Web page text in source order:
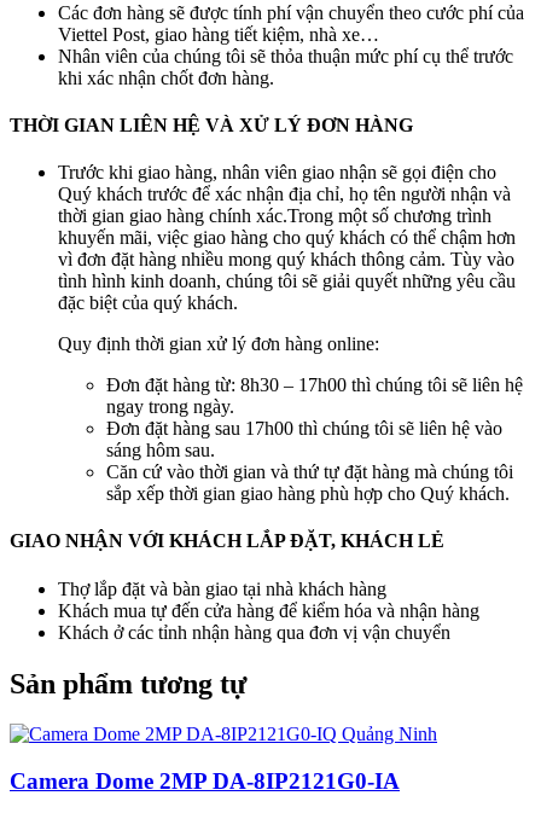
Các đơn hàng sẽ được tính phí vận chuyển theo cước phí của
Viettel Post, giao hàng tiết kiệm, nhà xe…
Nhân viên của chúng tôi sẽ thỏa thuận mức phí cụ thể trước
khi xác nhận chốt đơn hàng.
THỜI GIAN LIÊN HỆ VÀ XỬ LÝ ĐƠN HÀNG
Trước khi giao hàng, nhân viên giao nhận sẽ gọi điện cho
Quý khách trước để xác nhận địa chỉ, họ tên người nhận và
thời gian giao hàng chính xác.Trong một số chương trình
khuyến mãi, việc giao hàng cho quý khách có thể chậm hơn
vì đơn đặt hàng nhiều mong quý khách thông cảm. Tùy vào
tình hình kinh doanh, chúng tôi sẽ giải quyết những yêu cầu
đặc biệt của quý khách.
Quy định thời gian xử lý đơn hàng online:
Đơn đặt hàng từ: 8h30 – 17h00 thì chúng tôi sẽ liên hệ
ngay trong ngày.
Đơn đặt hàng sau 17h00 thì chúng tôi sẽ liên hệ vào
sáng hôm sau.
Căn cứ vào thời gian và thứ tự đặt hàng mà chúng tôi
sắp xếp thời gian giao hàng phù hợp cho Quý khách.
GIAO NHẬN VỚI KHÁCH LẮP ĐẶT, KHÁCH LẺ
Thợ lắp đặt và bàn giao tại nhà khách hàng
Khách mua tự đến cửa hàng để kiểm hóa và nhận hàng
Khách ở các tỉnh nhận hàng qua đơn vị vận chuyển
Sản phẩm tương tự
Camera Dome 2MP DA-8IP2121G0-IA